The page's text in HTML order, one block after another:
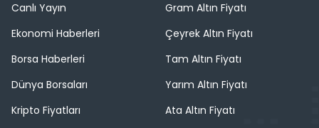
Canlı Yayın
Ekonomi Haberleri
Borsa Haberleri
Dünya Borsaları
Kripto Fiyatları
Gram Altın Fiyatı
Çeyrek Altın Fiyatı
Tam Altın Fiyatı
Yarım Altın Fiyatı
Ata Altın Fiyatı